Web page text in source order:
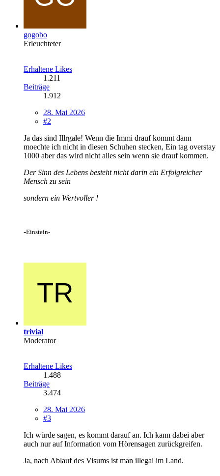
gogobo
Erleuchteter
Erhaltene Likes
1.211
Beiträge
1.912
28. Mai 2026
#2
Ja das sind Illrgale! Wenn die Immi drauf kommt dann
moechte ich nicht in diesen Schuhen stecken, Ein tag overstay
1000 aber das wird nicht alles sein wenn sie drauf kommen.
Der Sinn des Lebens besteht nicht darin ein Erfolgreicher
Mensch zu sein
sondern ein Wertvoller !
-Einstein-
trivial
Moderator
Erhaltene Likes
1.488
Beiträge
3.474
28. Mai 2026
#3
Ich würde sagen, es kommt darauf an. Ich kann dabei aber
auch nur auf Information vom Hörensagen zurückgreifen.
Ja, nach Ablauf des Visums ist man illegal im Land.